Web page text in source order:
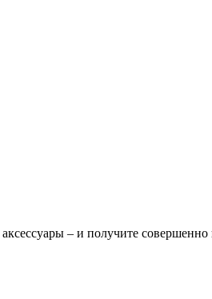
– и получите